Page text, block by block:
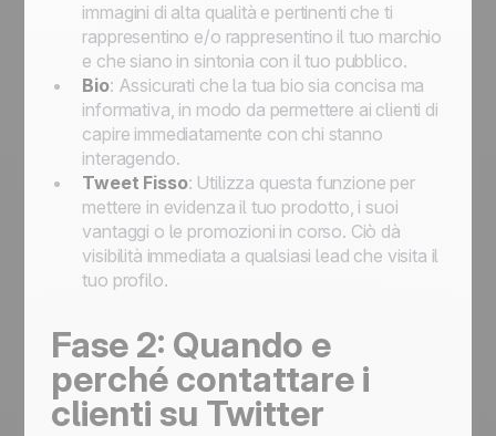
immagini di alta qualità e pertinenti che ti
rappresentino e/o rappresentino il tuo marchio
e che siano in sintonia con il tuo pubblico.
Bio: Assicurati che la tua bio sia concisa ma
informativa, in modo da permettere ai clienti di
capire immediatamente con chi stanno
interagendo.
Tweet Fisso: Utilizza questa funzione per
mettere in evidenza il tuo prodotto, i suoi
vantaggi o le promozioni in corso. Ciò dà
visibilità immediata a qualsiasi lead che visita il
tuo profilo.
Fase 2: Quando e
perché contattare i
clienti su Twitter